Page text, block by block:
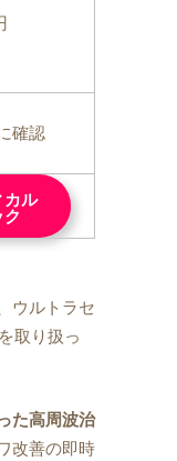
確認
カル
ウルトラセ
取り扱っ
た高周波治
改善の即時